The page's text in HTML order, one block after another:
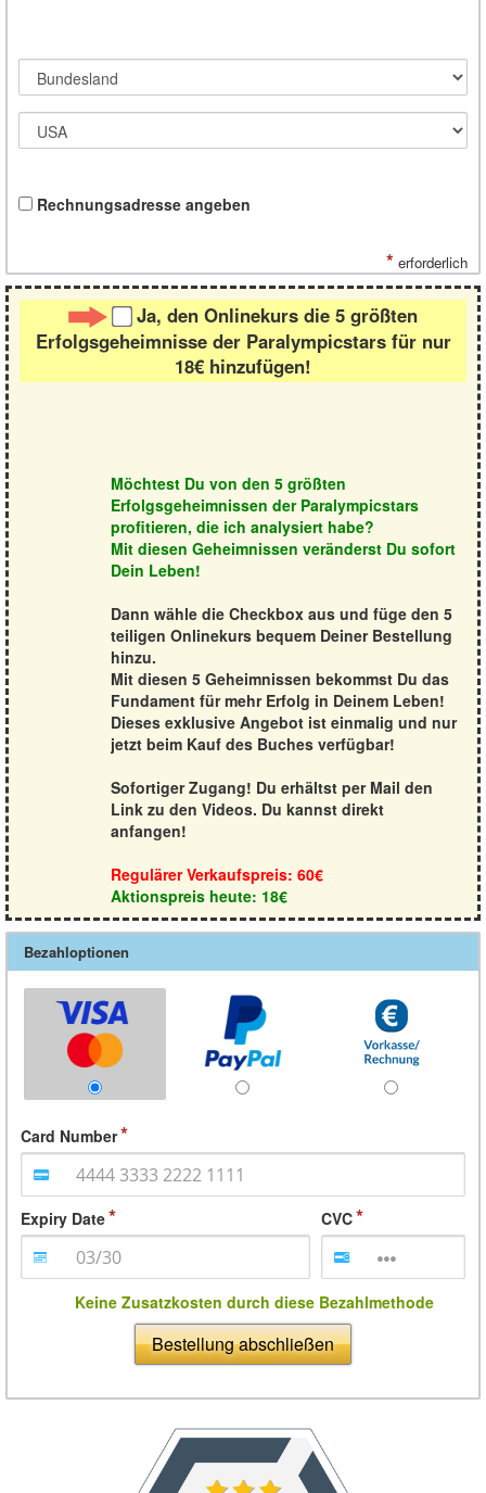
Rechnungsadresse angeben
* erforderlich
Ja, den Onlinekurs die 5 größten
Erfolgsgeheimnisse der Paralympicstars für nur
18€ hinzufügen!
Möchtest Du von den 5 größten
Erfolgsgeheimnissen der Paralympicstars
profitieren, die ich analysiert habe?
Mit diesen Geheimnissen veränderst Du sofort
Dein Leben!
Dann wähle die Checkbox aus und füge den 5
teiligen Onlinekurs bequem Deiner Bestellung
hinzu.
Mit diesen 5 Geheimnissen bekommst Du das
Fundament für mehr Erfolg in Deinem Leben!
Dieses exklusive Angebot ist einmalig und nur
jetzt beim Kauf des Buches verfügbar!
Sofortiger Zugang! Du erhältst per Mail den
Link zu den Videos. Du kannst direkt
anfangen!
Regulärer Verkaufspreis: 60€
Aktionspreis heute: 18€
Bezahloptionen
Card Number
Expiry Date CVC
Keine Zusatzkosten durch diese Bezahlmethode
Bestellung abschließen